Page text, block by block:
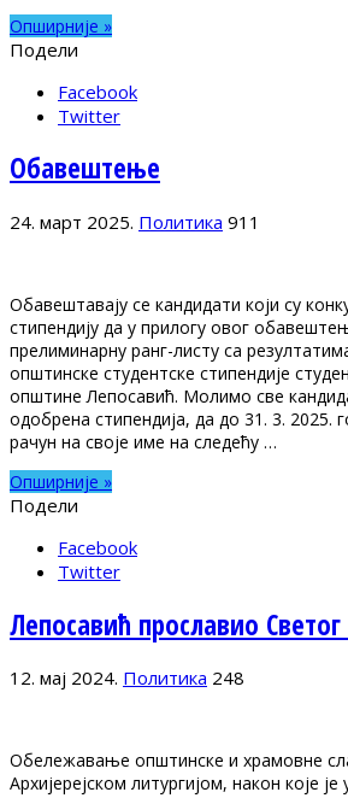
Опширније »
Подели
Facebook
Twitter
Обавештење
24. март 2025. Политика 911
Обавештавају се кандидати који су
стипендију да у прилогу овог
прелиминарну ранг-листу са
општинске студентске стипендије
општине Лепосавић. Молимо све
одобрена стипендија, да до 31. 3. 2025.
рачун на своје име на следећу …
Опширније »
Подели
Facebook
Twitter
Лепосавић прославио Светог
12. мај 2024. Политика 248
Обележавање општинске и храмовне
Архијерејском литургијом, након које